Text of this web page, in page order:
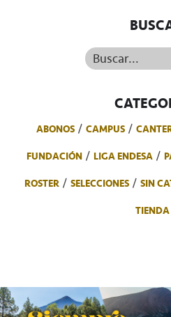
Buscar...
ABONOS CAMPUS
FUNDACIÓN
LIGA ENDESA
ROSTER
SELECCIONES SIN
TIENDA